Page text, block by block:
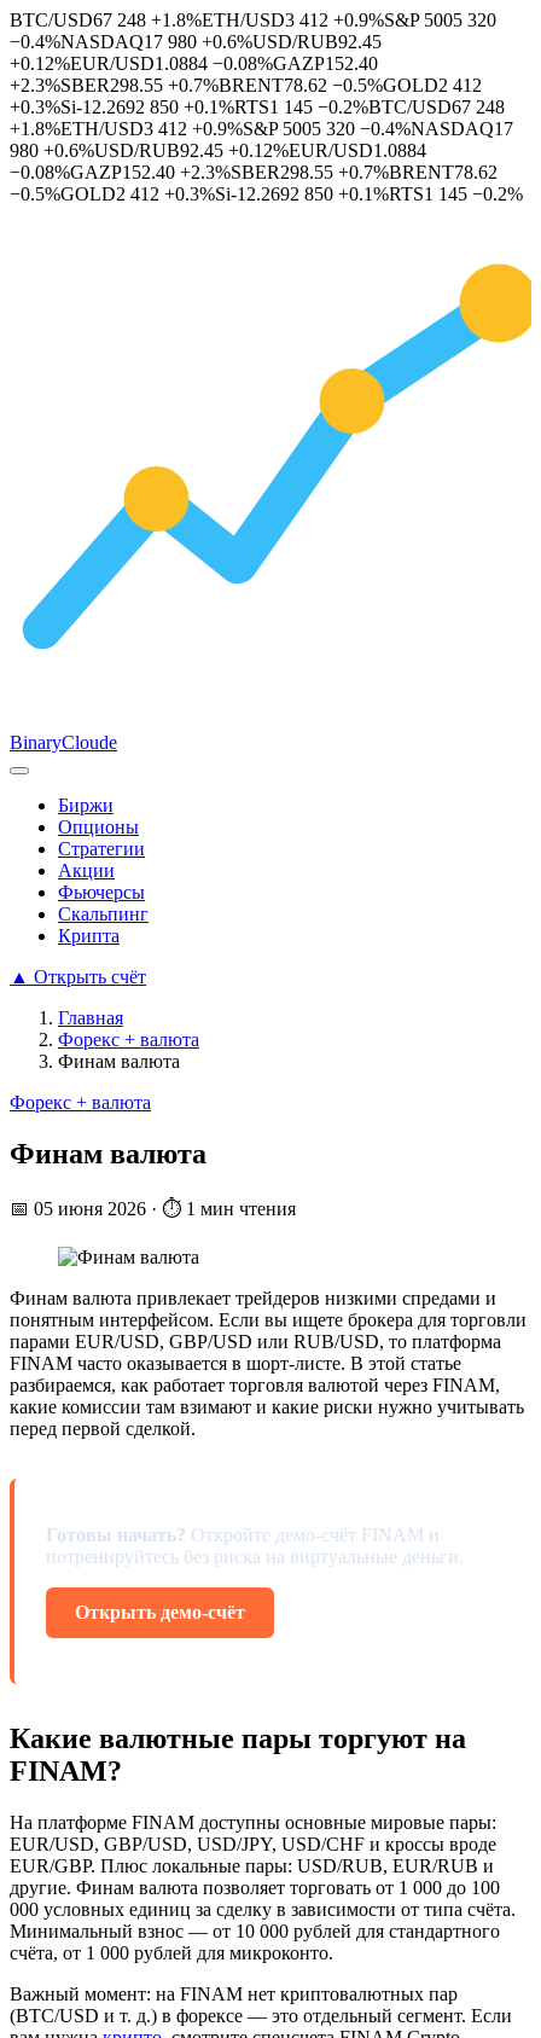
BTC/USD67 248 +1.8%ETH/USD3 412 +0.9%S&P 5005 320
−0.4%NASDAQ17 980 +0.6%USD/RUB92.45
+0.12%EUR/USD1.0884 −0.08%GAZP152.40
+2.3%SBER298.55 +0.7%BRENT78.62 −0.5%GOLD2 412
+0.3%Si-12.2692 850 +0.1%RTS1 145 −0.2%BTC/USD67 248
+1.8%ETH/USD3 412 +0.9%S&P 5005 320 −0.4%NASDAQ17
980 +0.6%USD/RUB92.45 +0.12%EUR/USD1.0884
−0.08%GAZP152.40 +2.3%SBER298.55 +0.7%BRENT78.62
−0.5%GOLD2 412 +0.3%Si-12.2692 850 +0.1%RTS1 145 −0.2%
BinaryCloude
Биржи
Опционы
Стратегии
Акции
Фьючерсы
Скальпинг
Крипта
▲ Открыть счёт
Главная
Форекс + валюта
Финам валюта
Форекс + валюта
Финам валюта
📅 05 июня 2026 · ⏱ 1 мин чтения
Финам валюта привлекает трейдеров низкими спредами и
понятным интерфейсом. Если вы ищете брокера для торговли
парами EUR/USD, GBP/USD или RUB/USD, то платформа
FINAM часто оказывается в шорт-листе. В этой статье
разбираемся, как работает торговля валютой через FINAM,
какие комиссии там взимают и какие риски нужно учитывать
перед первой сделкой.
Готовы начать? Откройте демо-счёт FINAM и
потренируйтесь без риска на виртуальные деньги.
Открыть демо-счёт
Какие валютные пары торгуют на
FINAM?
На платформе FINAM доступны основные мировые пары:
EUR/USD, GBP/USD, USD/JPY, USD/CHF и кроссы вроде
EUR/GBP. Плюс локальные пары: USD/RUB, EUR/RUB и
другие. Финам валюта позволяет торговать от 1 000 до 100
000 условных единиц за сделку в зависимости от типа счёта.
Минимальный взнос — от 10 000 рублей для стандартного
счёта, от 1 000 рублей для микроконто.
Важный момент: на FINAM нет криптовалютных пар
(BTC/USD и т. д.) в форексе — это отдельный сегмент. Если